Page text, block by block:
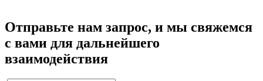
Отправьте нам запрос, и мы свяжемся
с вами для дальнейшего
взаимодействия